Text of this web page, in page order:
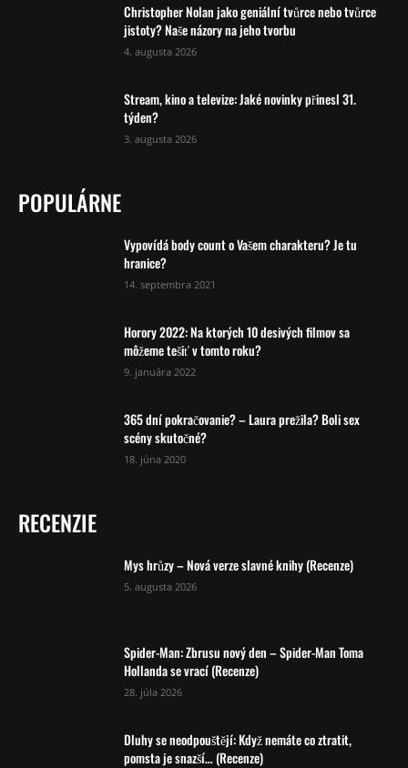
Christopher Nolan jako geniální tvůrce nebo tvůrce
jistoty? Naše názory na jeho tvorbu
4. augusta 2026
Stream, kino a televize: Jaké novinky přinesl 31.
týden?
3. augusta 2026
POPULÁRNE
Vypovídá body count o Vašem charakteru? Je tu
hranice?
14. septembra 2021
Horory 2022: Na ktorých 10 desivých filmov sa
môžeme tešiť v tomto roku?
9. januára 2022
365 dní pokračovanie? – Laura prežila? Boli sex
scény skutočné?
18. júna 2020
RECENZIE
Mys hrůzy – Nová verze slavné knihy (Recenze)
5. augusta 2026
Spider-Man: Zbrusu nový den – Spider-Man Toma
Hollanda se vrací (Recenze)
28. júla 2026
Dluhy se neodpouštějí: Když nemáte co ztratit,
pomsta je snazší… (Recenze)